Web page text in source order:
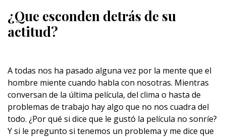
¿Que esconden detrás de su
actitud?
A todas nos ha pasado alguna vez por la mente que el
hombre miente cuando habla con nosotras. Mientras
conversan de la última película, del clima o hasta de
problemas de trabajo hay algo que no nos cuadra del
todo. ¿Por qué si dice que le gustó la película no sonríe?
Y si le pregunto si tenemos un problema y me dice que